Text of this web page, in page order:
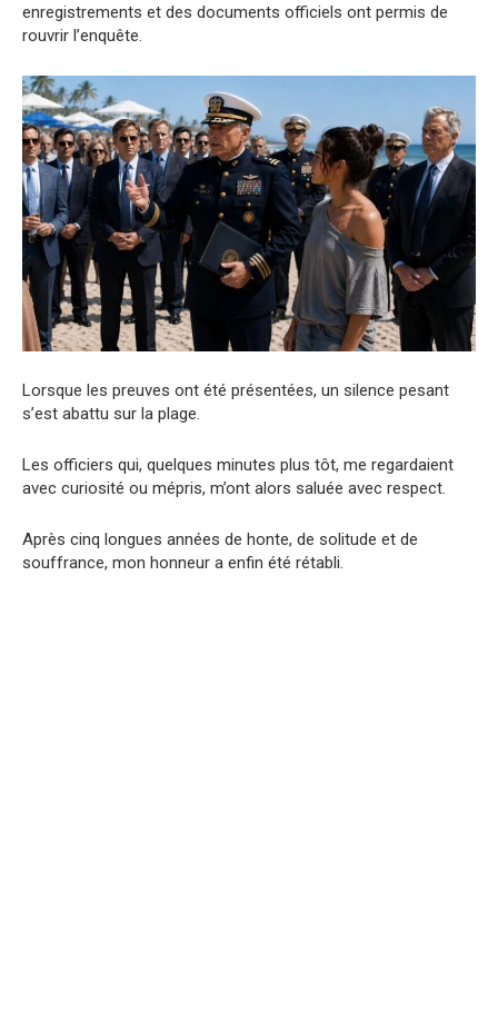
enregistrements et des documents officiels ont permis de
rouvrir l’enquête.
Lorsque les preuves ont été présentées, un silence pesant
s’est abattu sur la plage.
Les officiers qui, quelques minutes plus tôt, me regardaient
avec curiosité ou mépris, m’ont alors saluée avec respect.
Après cinq longues années de honte, de solitude et de
souffrance, mon honneur a enfin été rétabli.